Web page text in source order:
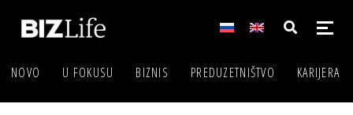
NOVO U FOKUSU BIZNIS PREDUZETNIŠTVO KARIJERA